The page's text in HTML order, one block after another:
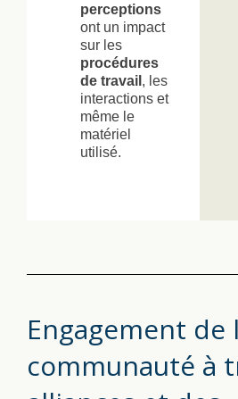
perceptions
ont un impact
sur les
procédures
de travail , les
interactions et
même le
matériel
utilisé.
Engagement de
communauté à